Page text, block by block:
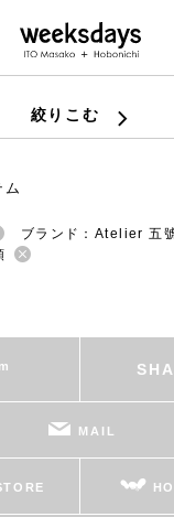
絞りこむ
ム
ブランド：Atelier 五
MAIL